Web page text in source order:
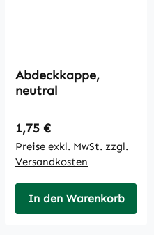
Abdeckkappe,
neutral
Regulärer Preis:
1,75 €
Preise exkl. MwSt. zzgl.
Versandkosten
In den Warenkorb